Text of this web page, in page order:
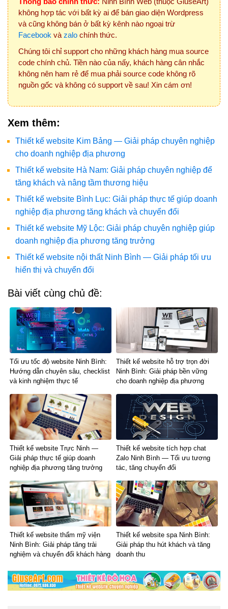
không hợp tác với bất kỳ ai để bán giao diện Wordpress
và cũng không bán ở bất kỳ kênh nào ngoại trừ
Facebook và zalo chính thức.
Chúng tôi chỉ support cho những khách hàng mua source
code chính chủ. Tiền nào của nấy, khách hàng cân nhắc
không nên ham rẻ để mua phải source code không rõ
nguồn gốc và không có support về sau! Xin cám ơn!
Xem thêm:
Thiết kế website Kim Bảng — Giải pháp chuyên nghiệp
cho doanh nghiệp địa phương
Thiết kế website Hà Nam: Giải pháp chuyên nghiệp để
tăng khách và nâng tầm thương hiệu
Thiết kế website Bình Lục: Giải pháp thực tế giúp doanh
nghiệp địa phương tăng khách và chuyển đổi
Thiết kế website Mỹ Lộc: Giải pháp chuyên nghiệp giúp
doanh nghiệp địa phương tăng trưởng
Thiết kế website nội thất Ninh Bình — Giải pháp tối ưu
hiển thị và chuyển đổi
Bài viết cùng chủ đề:
Tối ưu tốc độ website Ninh Bình:
Hướng dẫn chuyên sâu, checklist
và kinh nghiệm thực tế
Thiết kế website hỗ trợ trọn đời
Ninh Bình: Giải pháp bền vững
cho doanh nghiệp địa phương
Thiết kế website Trực Ninh —
Giải pháp thực tế giúp doanh
nghiệp địa phương tăng trưởng
Thiết kế website tích hợp chat
Zalo Ninh Bình — Tối ưu tương
tác, tăng chuyển đổi
Thiết kế website thẩm mỹ viện
Ninh Bình: Giải pháp tăng trải
nghiệm và chuyển đổi khách hàng
Thiết kế website spa Ninh Bình:
Giải pháp thu hút khách và tăng
doanh thu